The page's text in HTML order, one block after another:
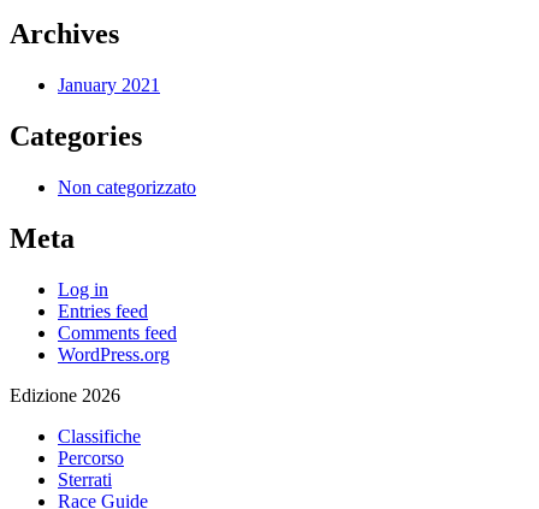
Archives
January 2021
Categories
Non categorizzato
Meta
Log in
Entries feed
Comments feed
WordPress.org
Edizione 2026
Classifiche
Percorso
Sterrati
Race Guide